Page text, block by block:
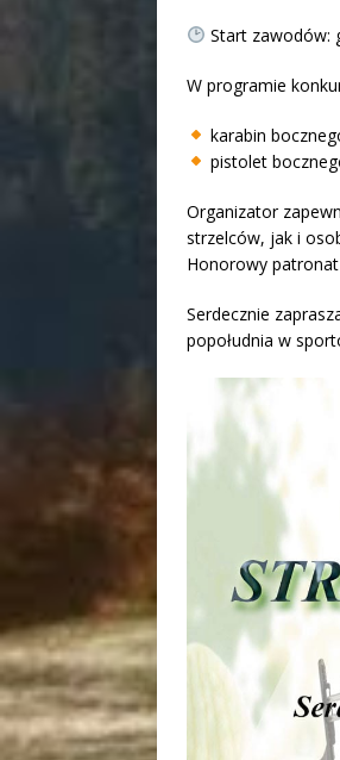
Start zawodów:
W programie
karabin
pistolet
Organizator
strzelców, jak i
Honorowy patronat
Serdecznie
popołudnia w